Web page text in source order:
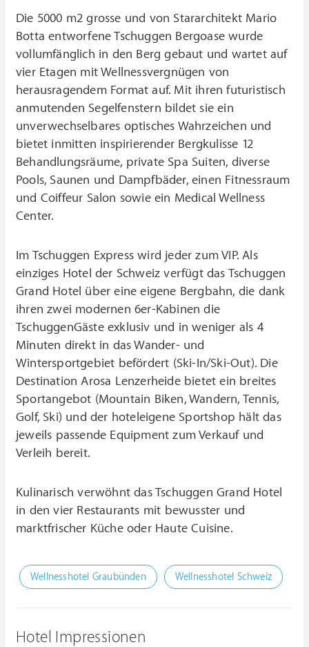
Die 5000 m2 grosse und von Stararchitekt Mario
Botta entworfene Tschuggen Bergoase wurde
vollumfänglich in den Berg gebaut und wartet auf
vier Etagen mit Wellnessvergnügen von
herausragendem Format auf. Mit ihren futuristisch
anmutenden Segelfenstern bildet sie ein
unverwechselbares optisches Wahrzeichen und
bietet inmitten inspirierender Bergkulisse 12
Behandlungsräume, private Spa Suiten, diverse
Pools, Saunen und Dampfbäder, einen Fitnessraum
und Coiffeur Salon sowie ein Medical Wellness
Center.
Im Tschuggen Express wird jeder zum VIP. Als
einziges Hotel der Schweiz verfügt das Tschuggen
Grand Hotel über eine eigene Bergbahn, die dank
ihren zwei modernen 6er-Kabinen die
TschuggenGäste exklusiv und in weniger als 4
Minuten direkt in das Wander- und
Wintersportgebiet befördert (Ski-In/Ski-Out). Die
Destination Arosa Lenzerheide bietet ein breites
Sportangebot (Mountain Biken, Wandern, Tennis,
Golf, Ski) und der hoteleigene Sportshop hält das
jeweils passende Equipment zum Verkauf und
Verleih bereit.
Kulinarisch verwöhnt das Tschuggen Grand Hotel
in den vier Restaurants mit bewusster und
marktfrischer Küche oder Haute Cuisine.
Wellnesshotel Graubünden Wellnesshotel Schweiz
Hotel Impressionen